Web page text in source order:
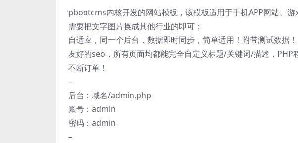
pbootcms内核开发的网站模板，该模板适用于手机APP网站、
需要把文字图片换成其他行业的即可；
自适应，同一个后台，数据即时同步，简单适用！附带测试数据！
友好的seo，所有页面均都能完全自定义标题/关键词/描述，
不断订单！
–
后台：域名/admin.php
账号：admin
密码：admin
–